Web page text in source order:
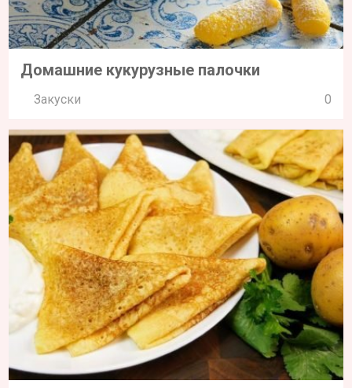
Домашние кукурузные палочки
Закуски 0